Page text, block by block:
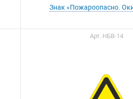
Знак «Пожароопасно.
Арт. НБВ-14